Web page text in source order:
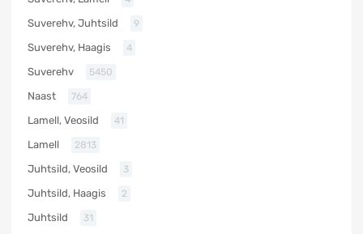
Suverehv, Juhtsild 9
Suverehv, Haagis 4
Suverehv 5450
Naast 764
Lamell, Veosild 41
Lamell 2813
Juhtsild, Veosild 3
Juhtsild, Haagis 2
Juhtsild 31